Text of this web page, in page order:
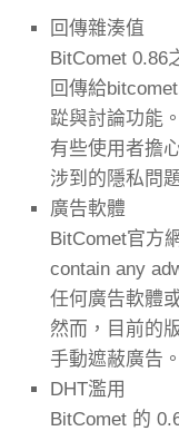
回傳雜湊值
BitComet 0.86
回傳給
踨與討論功能
有些使用者擔
涉到的隱私問
廣告軟體
BitComet官方
contain any
任何廣告軟體
然而，目前的
手動遮蔽廣告。
DHT濫用
BitComet 的